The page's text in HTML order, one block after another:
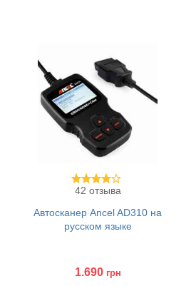
42 отзыва
Автосканер Ancel AD310 на
русском языке
1.690 грн